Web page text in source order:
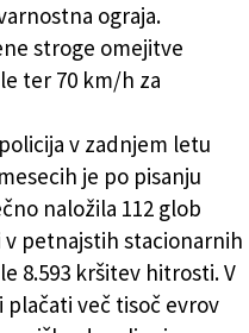
ograja.
stroge omejitve
ter 70 km/h za
v zadnjem letu
je po pisanju
naložila 112 glob
petnajstih stacionarnih
8.593 kršitev hitrosti. V
več tisoč evrov